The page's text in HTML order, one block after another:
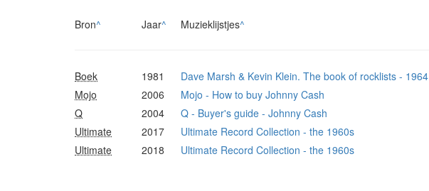
Bron^ Jaar^ Muzieklijstjes^
Boek 1981 Dave Marsh & Kevin Klein. The book of rocklists - 1964
Mojo
2006 Mojo - How to buy Johnny Cash
Q
2004 Q - Buyer's guide - Johnny Cash
Ultimate
2017 Ultimate Record Collection - the 1960s
Ultimate
2018 Ultimate Record Collection - the 1960s